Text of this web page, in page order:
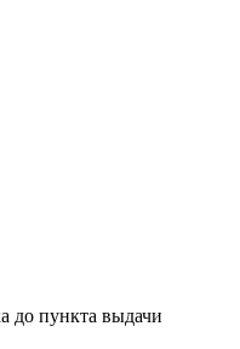
до пункта выдачи